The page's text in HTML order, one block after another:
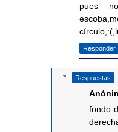
pues
Responder
Respuestas
fondo